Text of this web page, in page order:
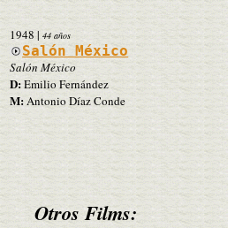
1948| 44 años
Salón México
Salón México
D:Emilio Fernández
M:Antonio Díaz Conde
Otros Films: